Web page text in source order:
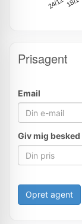
24/12
Prisagent
Email
Giv mig
Opret agent